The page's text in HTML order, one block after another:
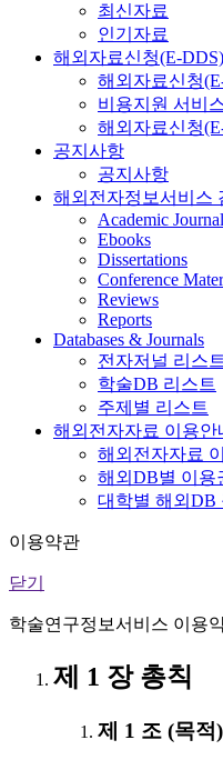
최신자료
인기자료
해외자료신청(E-DDS)
해외자료신청
비용지원 서비
해외자료신청
공지사항
공지사항
해외전자정보서비스
Academic
Ebooks
Dissertations
Conference
Reviews
Reports
Databases & Journals
전자저널 리스트
학술DB 리스트
주제별 리스트
해외전자자료 이용안
해외전자자료
해외DB별 이용
대학별 해외DB
이용약관
닫기
학술연구정보서비스 이용
제 1 장 총칙
제 1 조 (목적)